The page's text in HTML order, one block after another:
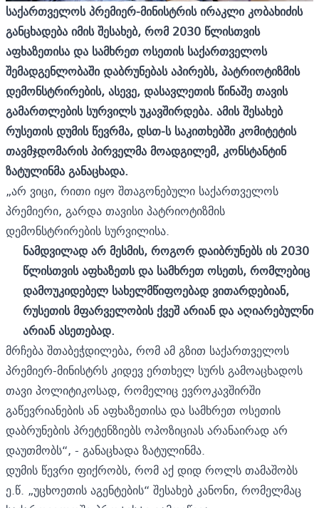
საქართველოს პრემიერ-მინისტრის ირაკლი კობახიძის
განცხადება იმის შესახებ, რომ 2030 წლისთვის
აფხაზეთისა და სამხრეთ ოსეთის საქართველოს
შემადგენლობაში დაბრუნებას აპირებს, პატრიოტიზმის
დემონსტრირების, ასევე, დასავლეთის წინაშე თავის
გამართლების სურვილს უკავშირდება. ამის შესახებ
რუსეთის დუმის წევრმა, დსთ-ს საკითხებში კომიტეტის
თავმჯდომარის პირველმამოადგილემ,კონსტანტინ
ზატულინმა განაცხადა.
„არ ვიცი, რითი იყო შთაგონებული საქართველოს
პრემიერი, გარდა თავისი პატრიოტიზმის
დემონსტრირების სურვილისა.
ნამდვილად არ მესმის,როგორდაიბრუნებსის2030
წლისთვისაფხაზეთსდა სამხრეთოსეთს,რომლებიც
დამოუკიდებელ სახელმწიფოებადვითარდებიან,
რუსეთისმფარველობისქვეშარიანდააღიარებულნი
არიან ასეთებად.
მრჩება შთაბეჭდილება, რომ ამ გზით საქართველოს
პრემიერ-მინისტრს კიდევ ერთხელ სურს გამოაცხადოს
თავი პოლიტიკოსად, რომელიც ევროკავშირში
გაწევრიანების ან აფხაზეთისა და სამხრეთ ოსეთის
დაბრუნების პრეტენზიებს ოპოზიციას არანაირად არ
დაუთმობს“, - განაცხადაზატულინმა.
დუმის წევრი ფიქრობს, რომ აქ დიდ როლს თამაშობს
ე.წ. „უცხოეთის აგენტების“ შესახებ კანონი, რომელმაც